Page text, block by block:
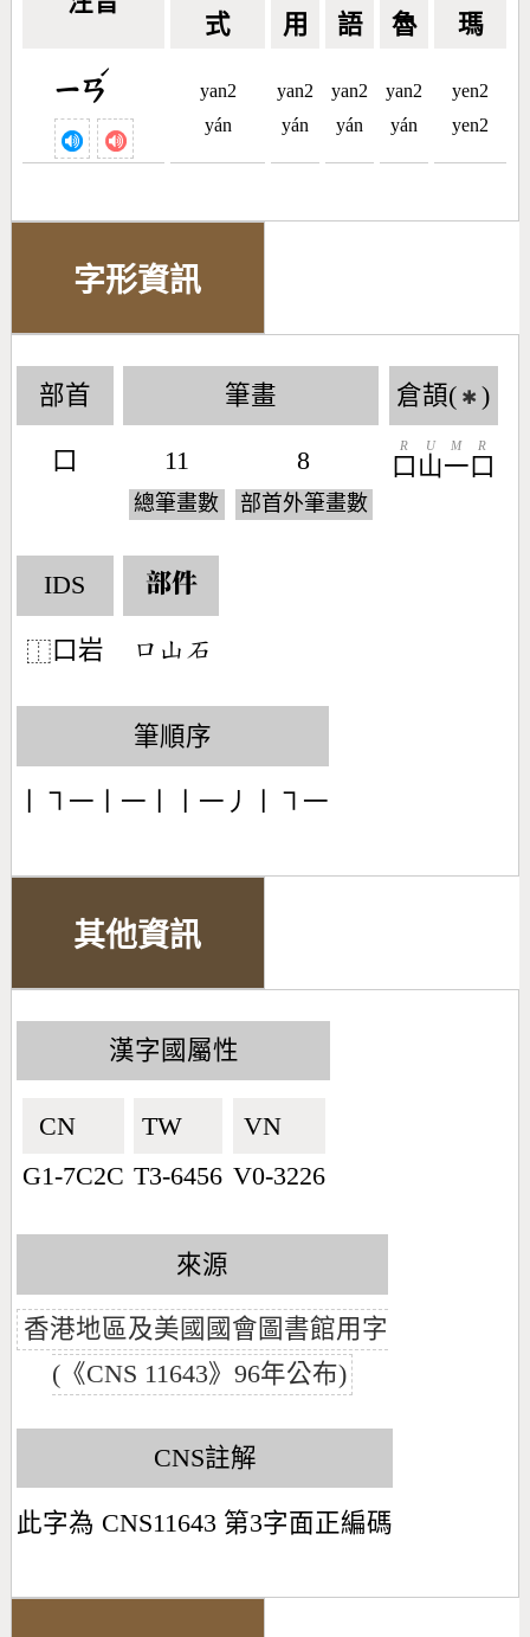
式 用 語 魯 瑪
ㄧㄢ
ˊ
yan2
yán
yan2
yán
yan2
yán
yan2
yán
yen2
yen2
字形資訊
部首
口
筆畫
11
總筆畫數
8
部首外筆畫數
倉頡( ✱ )
口
R
山
U
一
M
口
R
IDS
⿰ 口岩
部件
󶁶󶁸󶄢
筆順序
丨㇕一丨一丨丨一丿丨㇕一
其他資訊
漢字國屬性
CN🇨🇳
G1-7C2C
TW🇹🇼
T3-6456
VN🇻🇳
V0-3226
來源
香港地區及美國國會圖書館用字
(《CNS 11643》96年公布)
CNS註解
此字為 CNS11643 第3字面正編碼